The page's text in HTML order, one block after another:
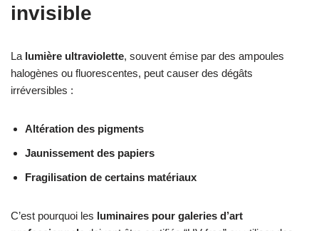
invisible
La lumière ultraviolette, souvent émise par des ampoules
halogènes ou fluorescentes, peut causer des dégâts
irréversibles :
Altération des pigments
Jaunissement des papiers
Fragilisation de certains matériaux
C’est pourquoi les luminaires pour galeries d’art